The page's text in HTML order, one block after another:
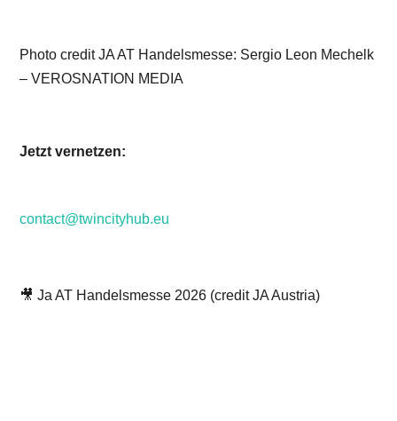
Photo credit JA AT Handelsmesse: Sergio Leon Mechelk
– VEROSNATION MEDIA
Jetzt vernetzen:
contact@twincityhub.eu
🎥 Ja AT Handelsmesse 2026 (credit JA Austria)